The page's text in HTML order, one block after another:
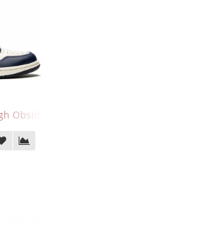
Obsidian University Blue